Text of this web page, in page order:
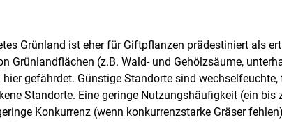
Grün­land ist eher für Giftpflanzen prädestiniert als
Grünlandflächen (z.B. Wald- und Gehölzsäume,
gefährdet. Günstige Standorte sind
Standorte. Eine geringe Nutzungshäufigkeit (ein bis
Konkurrenz (wenn konkurrenzstarke Gräser